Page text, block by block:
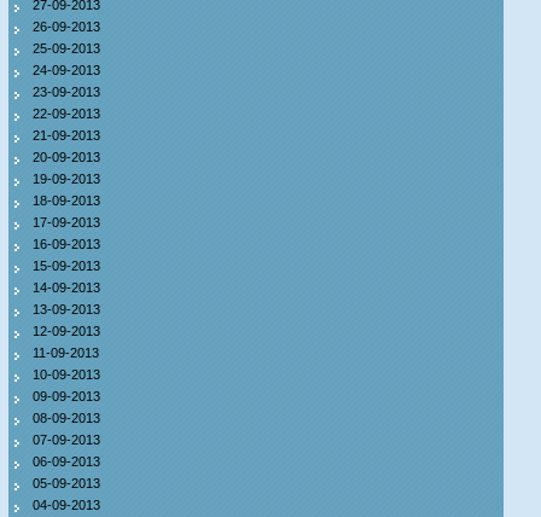
27-09-2013
26-09-2013
25-09-2013
24-09-2013
23-09-2013
22-09-2013
21-09-2013
20-09-2013
19-09-2013
18-09-2013
17-09-2013
16-09-2013
15-09-2013
14-09-2013
13-09-2013
12-09-2013
11-09-2013
10-09-2013
09-09-2013
08-09-2013
07-09-2013
06-09-2013
05-09-2013
04-09-2013